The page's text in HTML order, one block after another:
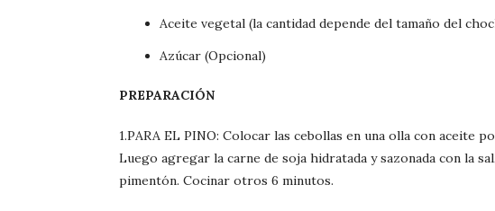
Aceite vegetal (la cantidad depende del tamaño del
Azúcar (Opcional)
PREPARACIÓN
1.PARA EL PINO: Colocar las cebollas en una olla con aceite
Luego agregar la carne de soja hidratada y sazonada con la
pimentón. Cocinar otros 6 minutos.